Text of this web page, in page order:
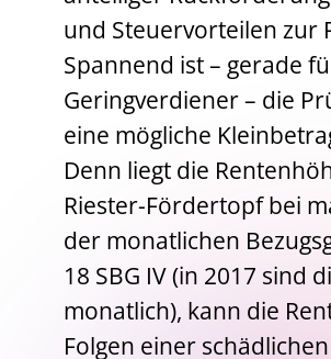
und Steuervorteilen zur
Spannend ist – gerade
Geringverdiener – die
eine mögliche
Denn liegt die
Riester-Fördertopf bei
der monatlichen
18 SBG IV (in 2017 sind
monatlich), kann die
Folgen einer schädlichen